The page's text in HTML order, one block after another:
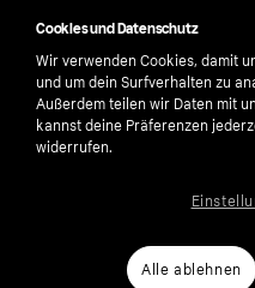
number: 556737-0431
Cookies und Datenschutz
Wir verwenden Cookies, damit
und um dein Surfverhalten zu
Außerdem teilen wir Daten mit
kannst deine Präferenzen
widerrufen.
Alle ablehnen